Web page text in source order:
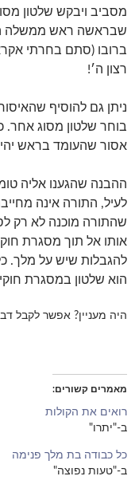
מסביב ויבקש שלטון
שבראשה ראש ממשלה
ברובו (סתם בחרתי
רצון ה׳!
ניתן גם להוסיף
בוחר שלטון מסוג
אסור שהעומד בראש
ההבנה שהגענו אליה
לעיל, התורה אינה
שהתורה מוכנה לא רק
אותו אל תוך מסגרת
להגבלות שיש על מלך.
הוא שלטון במסגרת
היה מעניין? אפשר לקבל
מאמרים קשורים
רואים את הקולות
ב-"יתרו"
כל כבודה בת מלך פנימה
ב-"טעות נפוצה"